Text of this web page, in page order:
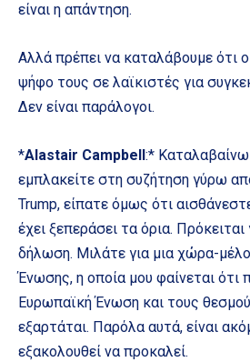
είναι η απάντηση.
Αλλά πρέπει να καταλάβουμε ότι
ψήφο τους σε λαϊκιστές για
Δεν είναι παράλογοι.
*Alastair Campbell :* Καταλαβαίνω
εμπλακείτε στη συζήτηση γύρω
Trump, είπατε όμως ότι
έχει ξεπεράσει τα όρια. Πρόκειται
δήλωση. Μιλάτε για μια χώρα-
Ένωσης, η οποία μου φαίνεται ότι
Ευρωπαϊκή Ένωση και τους
εξαρτάται. Παρόλα αυτά, είναι
εξακολουθεί να προκαλεί.